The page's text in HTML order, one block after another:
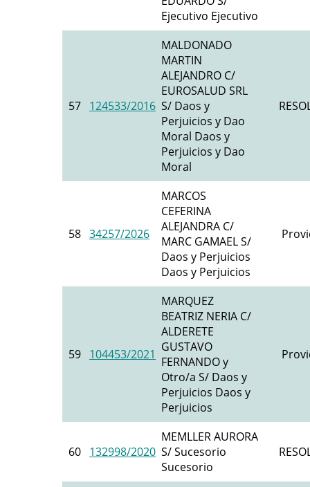
Ejecutivo Ejecutivo
57 124533/2016
MALDONADO
MARTIN
ALEJANDRO C/
EUROSALUD SRL
S/ Daos y
Perjuicios y Dao
Moral Daos y
Perjuicios y Dao
Moral
58 34257/2026
MARCOS
CEFERINA
ALEJANDRA C/
MARC GAMAEL S/
Daos y Perjuicios
Daos y Perjuicios
59 104453/2021
MARQUEZ
BEATRIZ NERIA C/
ALDERETE
GUSTAVO
FERNANDO y
Otro/a S/ Daos y
Perjuicios Daos y
Perjuicios
60 132998/2020
MEMLLER AURORA
S/ Sucesorio
Sucesorio